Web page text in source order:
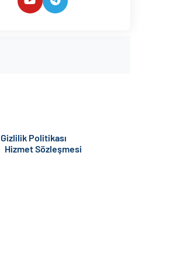
Gizlilik Politikası
Hizmet Sözleşmesi